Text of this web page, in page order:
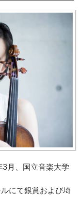
3月、国立音楽大学
にて銀賞および埼